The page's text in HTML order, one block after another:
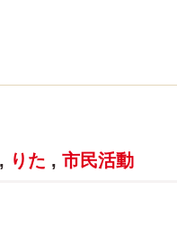
, りた , 市民活動